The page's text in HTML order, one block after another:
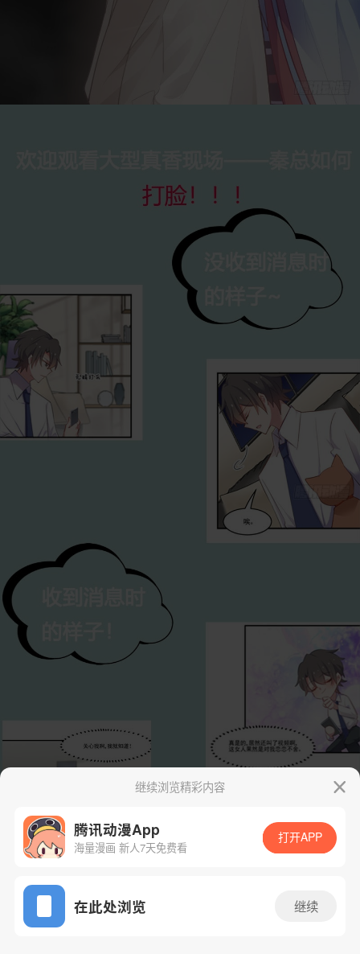
App免费看
继续浏览精彩内容
腾讯动漫App
海量漫画 新人7天免费看
打开APP
在此处浏览 继续